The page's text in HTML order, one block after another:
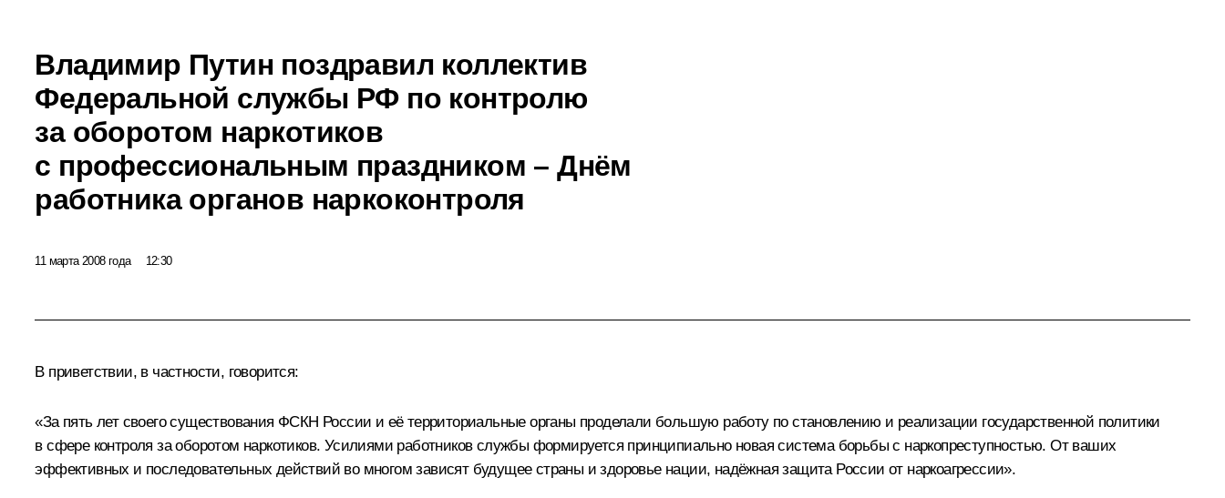
Владимир Путин поздравил коллектив
Федеральной службы РФ по контролю
за оборотом наркотиков
с профессиональным праздником – Днём
работника органов наркоконтроля
11 марта 2008 года 12:30
В приветствии, в частности, говорится:
«За пять лет своего существования ФСКН России и её территориальные органы проделали большую работу по становлению и реализации государственной политики
в сфере контроля за оборотом наркотиков. Усилиями работников службы формируется принципиально новая система борьбы с наркопреступностью. От ваших
эффективных и последовательных действий во многом зависят будущее страны и здоровье нации, надёжная защита России от наркоагрессии».